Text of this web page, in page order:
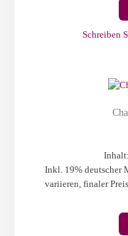
Schreiben
Inkl. 19% deutscher
variieren, finaler